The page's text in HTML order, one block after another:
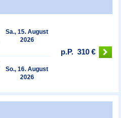
Sa., 15. August
2026
So., 16. August
2026
p.P. 310 €